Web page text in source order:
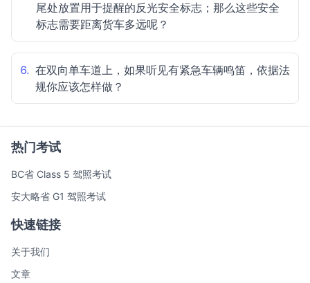
尾处放置用于提醒的反光安全标志；那么这些安全
标志需要距离货车多远呢？
6. 在双向单车道上，如果听见有紧急车辆鸣笛，依据法
规你应该怎样做？
热门考试
BC省 Class 5 驾照考试
安大略省 G1 驾照考试
快速链接
关于我们
文章